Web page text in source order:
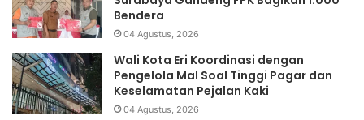
Bendera
04 Agustus, 2026
Wali Kota Eri Koordinasi dengan
Pengelola Mal Soal Tinggi Pagar dan
Keselamatan Pejalan Kaki
04 Agustus, 2026